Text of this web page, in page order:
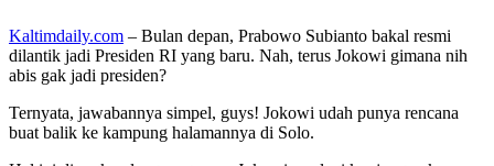
Kaltimdaily.com – Bulan depan, Prabowo Subianto bakal resmi
dilantik jadi Presiden RI yang baru. Nah, terus Jokowi gimana nih
abis gak jadi presiden?
Ternyata, jawabannya simpel, guys! Jokowi udah punya rencana
buat balik ke kampung halamannya di Solo.